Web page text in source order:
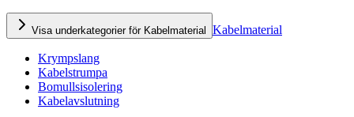
Visa underkategorier för Kabelmaterial Kabelmaterial
Krympslang
Kabelstrumpa
Bomullsisolering
Kabelavslutning